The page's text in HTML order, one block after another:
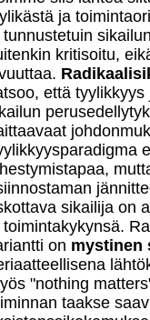
ja
tunnustetuin
kritisoitu,
että
sikailija on
toimintakykynsä.
on mystinen
"nothing
taakse